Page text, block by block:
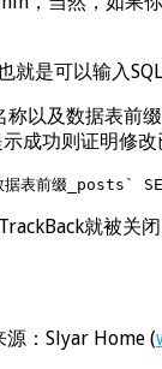
就是可以输入
以及数据表前
成功则证明修改
数据表前缀
就被关
：Slyar Home (